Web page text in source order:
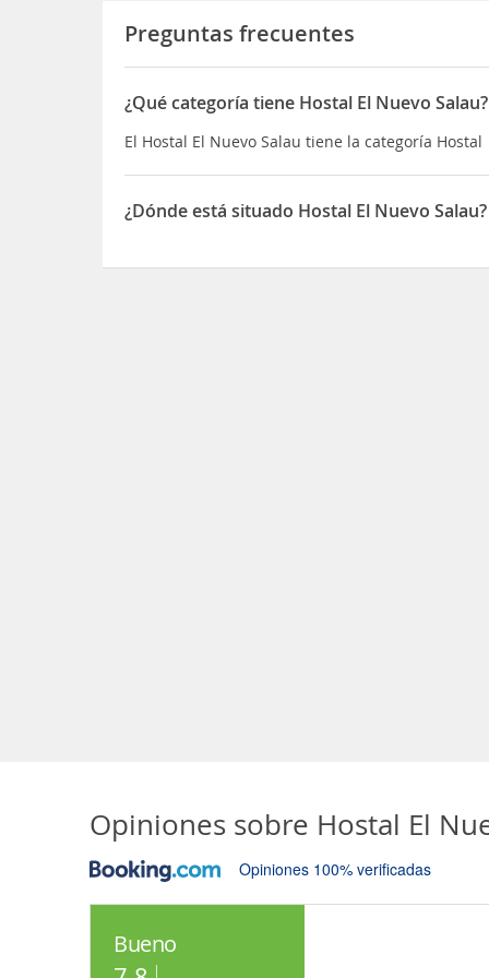
Preguntas frecuentes
¿Qué categoría tiene Hostal El Nuevo Salau?
El Hostal El Nuevo Salau tiene la categoría Hostal
¿Dónde está situado Hostal El Nuevo Salau?
Opiniones sobre Hostal El
Opiniones 100% verificadas
Bueno